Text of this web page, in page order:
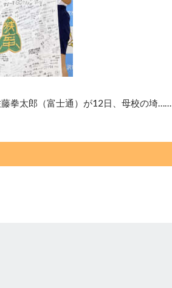
拳太郎（富士通）が12日、母校の埼……